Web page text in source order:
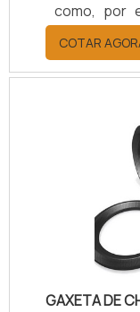
como, por
calor. A
esse
são
Ademais, o
fornece os
COTAR
GAXETA DE